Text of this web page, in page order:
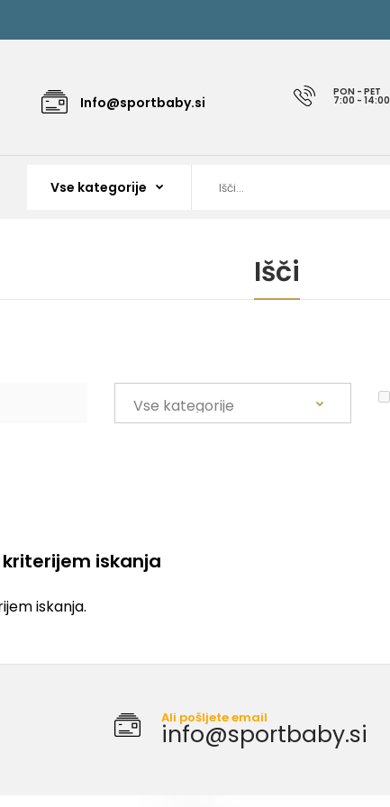
Info@sportbaby.si
PON - PET
7:00 - 14:00
Išči
iskanja
iskanja.
Ali pošljete email
info@sportbaby.si